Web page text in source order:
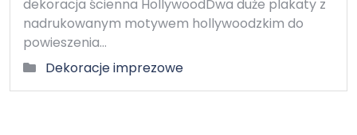
dekoracja ścienna HollywoodDwa duże plakaty z
nadrukowanym motywem hollywoodzkim do
powieszenia…
Dekoracje imprezowe